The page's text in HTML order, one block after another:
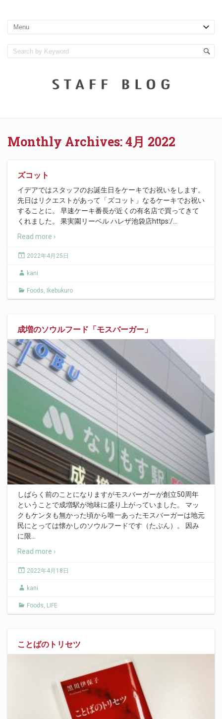
Monthly Archives:4月 2022
ズコット
イデアではスタッフのお誕生日をケーキでお祝いをします。
先日はリクエストがあって「ズコット」なるケーキでお祝い
することに。 早速ケーキ番長が近くの有名店で買ってきて
くれました。 果実園リーベル ハレザ池袋店https:/
Read more ›
2022年4月25日
kani
Foods, Ikebukuro
成増のソウルフード「モスバーガー」
しばらく前のことになりますがモスバーガーが創立50周年
ということで成増駅が地味に盛り上がっていました。 マッ
クもケンタも無かった頃から唯一あったモスバーガーは地元
民にとっては懐かしのソウルフードです（たぶん）。 因み
に限
Read more ›
2022年4月18日
kani
Foods, LIFE
ことばのトリセツ